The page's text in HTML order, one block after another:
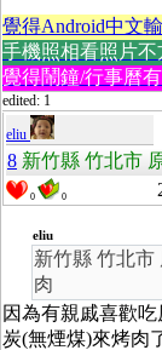
覺得Android中文
手機照相看照片
覺得鬧鐘/行事曆
edited: 1
eliu
8 新竹縣 竹北市
0 0
eliu
新竹縣 竹北市
肉
因為有親戚喜歡
炭(無煙煤)來烤肉